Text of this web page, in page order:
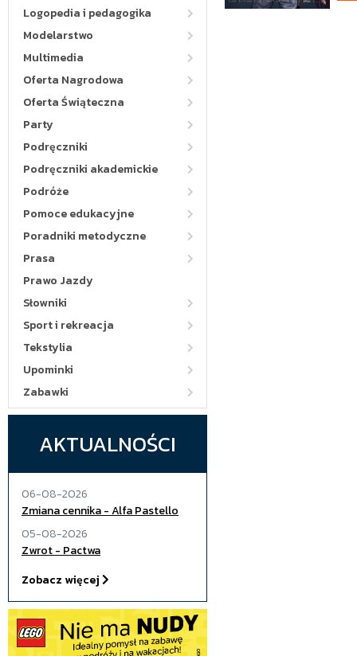
Logopedia i pedagogika
Modelarstwo
Multimedia
Oferta Nagrodowa
Oferta Świąteczna
Party
Podręczniki
Podręczniki akademickie
Podróże
Pomoce edukacyjne
Poradniki metodyczne
Prasa
Prawo Jazdy
Słowniki
Sport i rekreacja
Tekstylia
Upominki
Zabawki
AKTUALNOŚCI
06-08-2026
Zmiana cennika - Alfa Pastello
05-08-2026
Zwrot - Pactwa
Zobacz więcej